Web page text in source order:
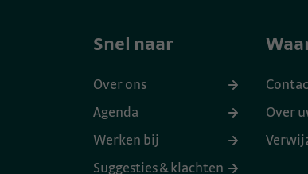
Snel naar
Over ons
Agenda
Werken bij
Suggesties & klachten
Over